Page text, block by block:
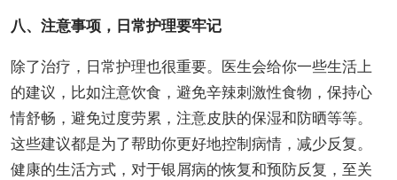
八、注意事项，日常护理要牢记
除了治疗，日常护理也很重要。医生会给你一些生活上
的建议，比如注意饮食，避免辛辣刺激性食物，保持心
情舒畅，避免过度劳累，注意皮肤的保湿和防晒等等。
这些建议都是为了帮助你更好地控制病情，减少反复。
健康的生活方式，对于银屑病的恢复和预防反复，至关